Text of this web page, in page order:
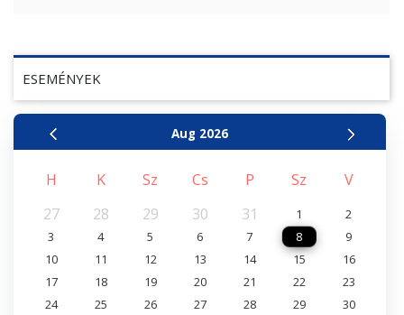
ESEMÉNYEK
Aug 2026
H K Sz Cs P Sz
V
27
28 29 30 31 1
2
3
4 5 6 7 8
9
10
11 12 13 14 15
16
17
18 19 20 21 22
23
24
25 26 27 28 29
30